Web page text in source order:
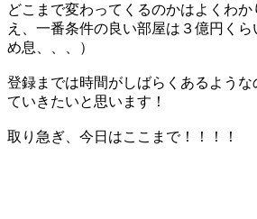
どこまで変わってくるのかはよくわ
え、一番条件の良い部屋は３億円く
め息、、、）
登録までは時間がしばらくあるよう
ていきたいと思います！
取り急ぎ、今日はここまで！！！！